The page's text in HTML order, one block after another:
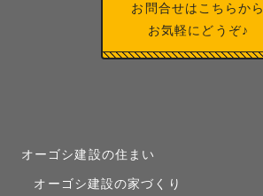
お問合せはこちらから
お気軽にどうぞ♪
オーゴシ建設の住まい
オーゴシ建設の家づくり